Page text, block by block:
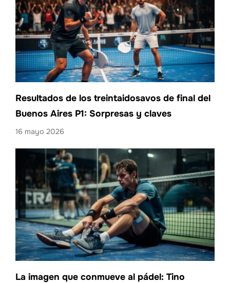
Resultados de los treintaidosavos de final del
Buenos Aires P1: Sorpresas y claves
16 mayo 2026
La imagen que conmueve al pádel: Tino